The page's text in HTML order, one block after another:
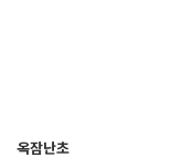
옥잠난초